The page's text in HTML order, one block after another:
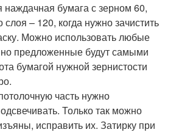
наждачная бумага с зерном 60,
слоя – 120, когда нужно зачистить
Можно использовать любые
предложенные будут самыми
бумагой нужной зернистости
часть нужно
Только так можно
исправить их. Затирку при